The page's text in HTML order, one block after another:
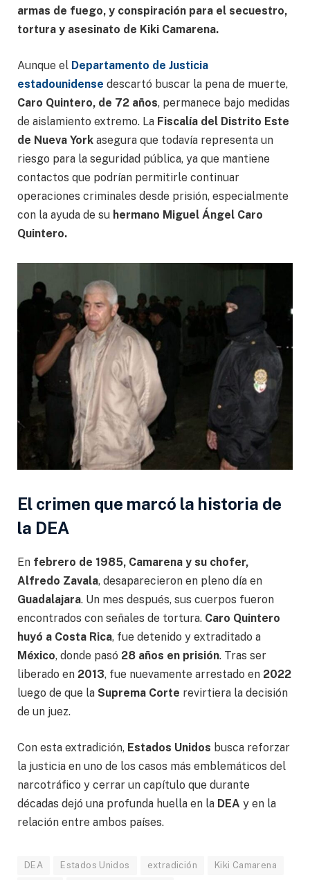
armas de fuego, y conspiración para el secuestro,
tortura y asesinato de Kiki Camarena.
Aunque el Departamento de Justicia
estadounidense descartó buscar la pena de muerte,
Caro Quintero, de 72 años, permanece bajo medidas
de aislamiento extremo. La Fiscalía del Distrito Este
de Nueva York asegura que todavía representa un
riesgo para la seguridad pública, ya que mantiene
contactos que podrían permitirle continuar
operaciones criminales desde prisión, especialmente
con la ayuda de su hermano Miguel Ángel Caro
Quintero.
El crimen que marcó la historia de
la DEA
En febrero de 1985, Camarena y su chofer,
Alfredo Zavala, desaparecieron en pleno día en
Guadalajara. Un mes después, sus cuerpos fueron
encontrados con señales de tortura. Caro Quintero
huyó a Costa Rica, fue detenido y extraditado a
México, donde pasó 28 años en prisión. Tras ser
liberado en 2013, fue nuevamente arrestado en 2022
luego de que la Suprema Corte revirtiera la decisión
de un juez.
Con esta extradición, Estados Unidos busca reforzar
la justicia en uno de los casos más emblemáticos del
narcotráfico y cerrar un capítulo que durante
décadas dejó una profunda huella en la DEA y en la
relación entre ambos países.
DEA Estados Unidos extradición Kiki Camarena